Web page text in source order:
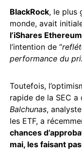
BlackRock, le plus
monde, avait
l’iShares
l’intention de “
performance du
Toutefois,
rapide de la SEC a
Balchunas,
les ETF, a
chances
mai, les faisant